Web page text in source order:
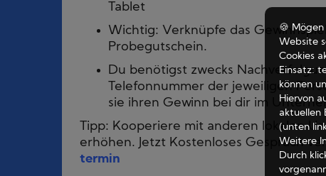
Tablet
Wichtig: Verknüpfe das
Probegutschein.
Du benötigst zwecks
Telefonnummer der jeweiligen
sie ihren Gewinn bei dir im
Tipp: Kooperiere mit anderen lokalen
erhöhen. Jetzt Kostenloses Gespräch
termin
🍪
Website
Cookies
Einsatz:
können
Hiervon
aktuellen
(unten
Weitere
Durch